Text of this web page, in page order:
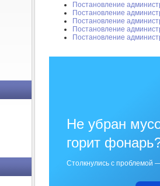
Постановление
Постановление
Постановление
Постановление
Постановление
Не убран
горит
Столкнулись с проблемой